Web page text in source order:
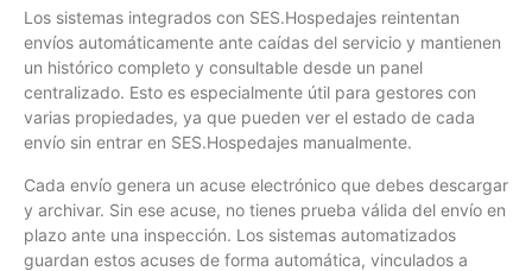
Los sistemas integrados con SES.Hospedajes reintentan
envíos automáticamente ante caídas del servicio y mantienen
un histórico completo y consultable desde un panel
centralizado. Esto es especialmente útil para gestores con
varias propiedades, ya que pueden ver el estado de cada
envío sin entrar en SES.Hospedajes manualmente.
Cada envío genera un acuse electrónico que debes descargar
y archivar. Sin ese acuse, no tienes prueba válida del envío en
plazo ante una inspección. Los sistemas automatizados
guardan estos acuses de forma automática, vinculados a